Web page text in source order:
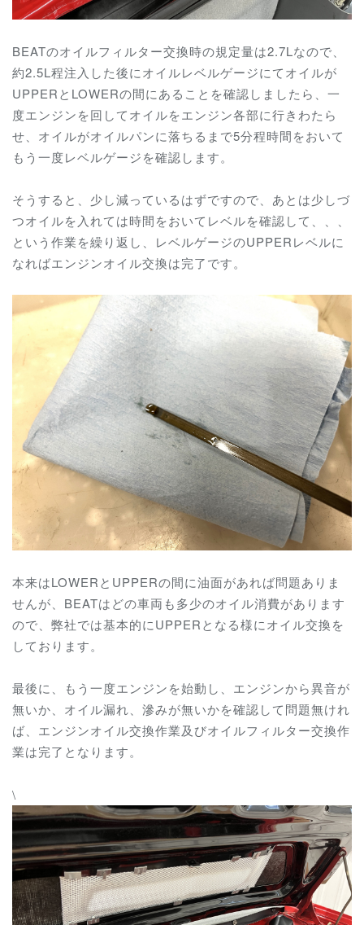
BEATのオイルフィルター交換時の規定量は2.7Lなので、
約2.5L程注入した後にオイルレベルゲージにてオイルが
UPPERとLOWERの間にあることを確認しましたら、一
度エンジンを回してオイルをエンジン各部に行きわたら
せ、オイルがオイルパンに落ちるまで5分程時間をおいて
もう一度レベルゲージを確認します。
そうすると、少し減っているはずですので、あとは少しづ
つオイルを入れては時間をおいてレベルを確認して、、、
という作業を繰り返し、レベルゲージのUPPERレベルに
なればエンジンオイル交換は完了です。
本来はLOWERとUPPERの間に油面があれば問題ありま
せんが、BEATはどの車両も多少のオイル消費があります
ので、弊社では基本的にUPPERとなる様にオイル交換を
しております。
最後に、もう一度エンジンを始動し、エンジンから異音が
無いか、オイル漏れ、滲みが無いかを確認して問題無けれ
ば、エンジンオイル交換作業及びオイルフィルター交換作
業は完了となります。
\